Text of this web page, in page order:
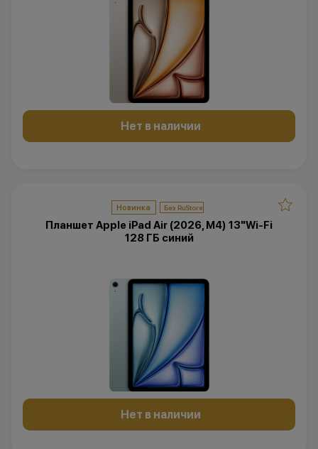
Нет в наличии
Новинка
Планшет Apple iPad Air (2026, M4) 13"Wi-Fi
128 ГБ синий
Нет в наличии